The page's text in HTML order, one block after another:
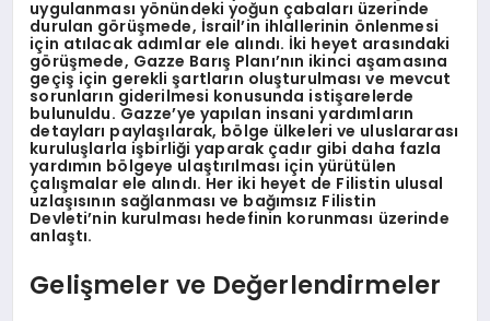
uygulanması yönündeki yoğun çabaları üzerinde
durulan görüşmede, İsrail’in ihlallerinin önlenmesi
için atılacak adımlar ele alındı. İki heyet arasındaki
görüşmede, Gazze Barış Planı’nın ikinci aşamasına
geçiş için gerekli şartların oluşturulması ve mevcut
sorunların giderilmesi konusunda istişarelerde
bulunuldu. Gazze’ye yapılan insani yardımların
detayları paylaşılarak, bölge ülkeleri ve uluslararası
kuruluşlarla işbirliği yaparak çadır gibi daha fazla
yardımın bölgeye ulaştırılması için yürütülen
çalışmalar ele alındı. Her iki heyet de Filistin ulusal
uzlaşısının sağlanması ve bağımsız Filistin
Devleti’nin kurulması hedefinin korunması üzerinde
anlaştı.
Gelişmeler ve Değerlendirmeler